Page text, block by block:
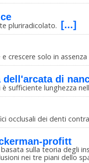
pluriradicolato. [...]
crescere solo in
di
sufficiente lunghezza
occlusali dei denti
profitt
sulla teoria degli
nei tre piani dello